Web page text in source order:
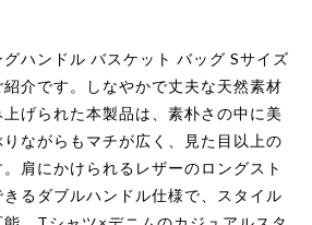
ハンドル バスケット バッグ Sサイズ
介です。しなやかで丈夫な天然素材
げられた本製品は、素朴さの中に美
ながらもマチが広く、見た目以上の
肩にかけられるレザーのロングスト
るダブルハンドル仕様で、スタイル